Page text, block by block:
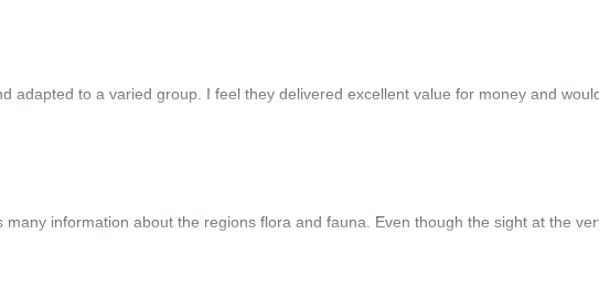
adapted to a varied group. I feel they delivered excellent value for money and
information about the regions flora and fauna. Even though the sight at the